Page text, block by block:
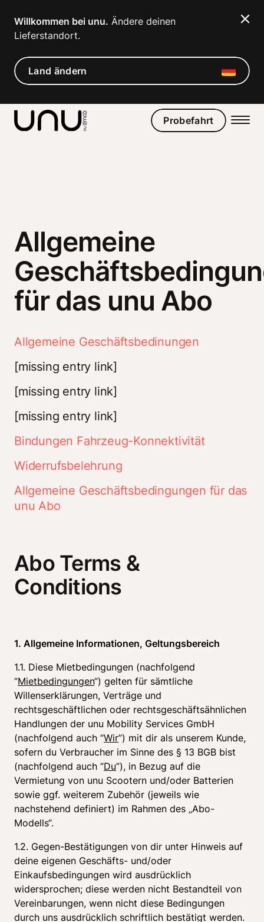
Willkommen bei unu. Ändere deinen
Lieferstandort.
Land ändern
Probefahrt
Allgemeine
für das unu Abo
Allgemeine Geschäftsbedinungen
[missing entry link]
[missing entry link]
[missing entry link]
Bindungen Fahrzeug-Konnektivität
Widerrufsbelehrung
Allgemeine Geschäftsbedingungen für das
unu Abo
Abo Terms &
Conditions
1. Allgemeine Informationen, Geltungsbereich
1.1. Diese Mietbedingungen (nachfolgend
“Mietbedingungen“) gelten für sämtliche
Willenserklärungen, Verträge und
rechtsgeschäftlichen oder rechtsgeschäftsähnlichen
Handlungen der unu Mobility Services GmbH
(nachfolgend auch “Wir”) mit dir als unserem Kunde,
sofern du Verbraucher im Sinne des § 13 BGB bist
(nachfolgend auch “Du”), in Bezug auf die
Vermietung von unu Scootern und/oder Batterien
sowie ggf. weiterem Zubehör (jeweils wie
nachstehend definiert) im Rahmen des „Abo-
Modells“.
1.2. Gegen-Bestätigungen von dir unter Hinweis auf
deine eigenen Geschäfts- und/oder
Einkaufsbedingungen wird ausdrücklich
widersprochen; diese werden nicht Bestandteil von
Vereinbarungen, wenn nicht diese Bedingungen
durch uns ausdrücklich schriftlich bestätigt werden.